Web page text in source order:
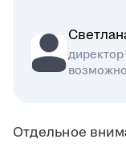
Отдельное